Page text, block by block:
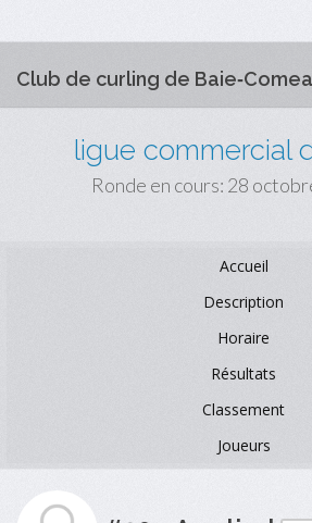
Club de curling de
ligue commercial
Ronde en cours: 28
Accueil
Description
Horaire
Résultats
Classement
Joueurs